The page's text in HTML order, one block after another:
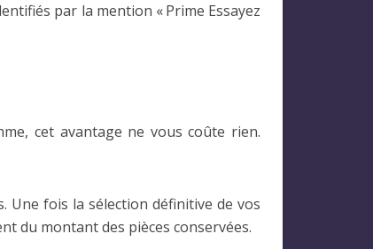
par la mention « Prime Essayez
cet avantage ne vous coûte rien.
Une fois la sélection définitive de vos
du montant des pièces conservées.